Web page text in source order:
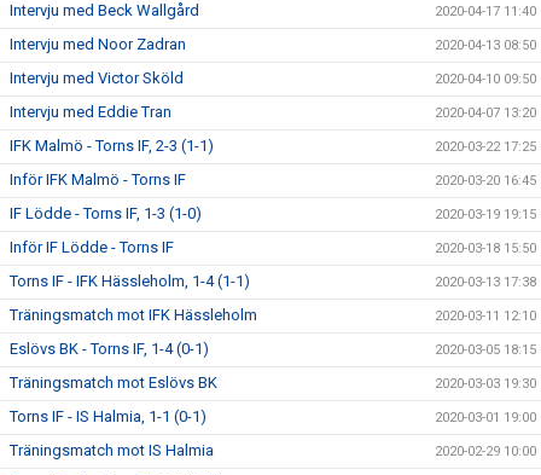
Intervju med Beck Wallgård 2020-04-17 11:40
Intervju med Noor Zadran 2020-04-13 08:50
Intervju med Victor Sköld 2020-04-10 09:50
Intervju med Eddie Tran 2020-04-07 13:20
IFK Malmö - Torns IF, 2-3 (1-1) 2020-03-22 17:25
Inför IFK Malmö - Torns IF 2020-03-20 16:45
IF Lödde - Torns IF, 1-3 (1-0) 2020-03-19 19:15
Inför IF Lödde - Torns IF 2020-03-18 15:50
Torns IF - IFK Hässleholm, 1-4 (1-1) 2020-03-13 17:38
Träningsmatch mot IFK Hässleholm 2020-03-11 12:10
Eslövs BK - Torns IF, 1-4 (0-1) 2020-03-05 18:15
Träningsmatch mot Eslövs BK 2020-03-03 19:30
Torns IF - IS Halmia, 1-1 (0-1) 2020-03-01 19:00
Träningsmatch mot IS Halmia 2020-02-29 10:00